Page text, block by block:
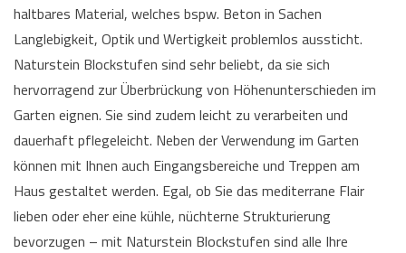
haltbares Material, welches bspw. Beton in Sachen
Langlebigkeit, Optik und Wertigkeit problemlos aussticht.
Naturstein Blockstufen sind sehr beliebt, da sie sich
hervorragend zur Überbrückung von Höhenunterschieden im
Garten eignen. Sie sind zudem leicht zu verarbeiten und
dauerhaft pflegeleicht. Neben der Verwendung im Garten
können mit Ihnen auch Eingangsbereiche und Treppen am
Haus gestaltet werden. Egal, ob Sie das mediterrane Flair
lieben oder eher eine kühle, nüchterne Strukturierung
bevorzugen – mit Naturstein Blockstufen sind alle Ihre